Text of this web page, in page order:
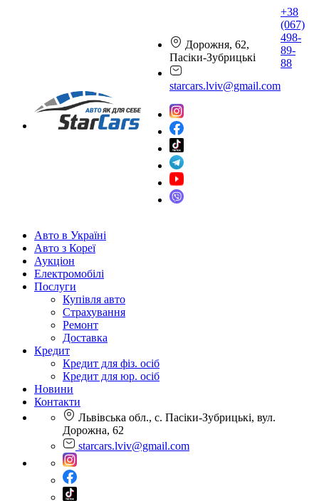
Дорожня, 62,
Пасіки-Зубрицькі
starcars.lviv@gmail.com
+38
(067)
498-
89-
88
Авто в Україні
Авто з Кореї
Аукціон
Електромобілі
Послуги
Купівля авто
Страхування
Ремонт
Доставка
Кредит
Кредит для фіз. осіб
Кредит для юр. осіб
Новини
Контакти
Львівська обл., с. Пасіки-Зубрицькі, вул.
Дорожна, 62
starcars.lviv@gmail.com